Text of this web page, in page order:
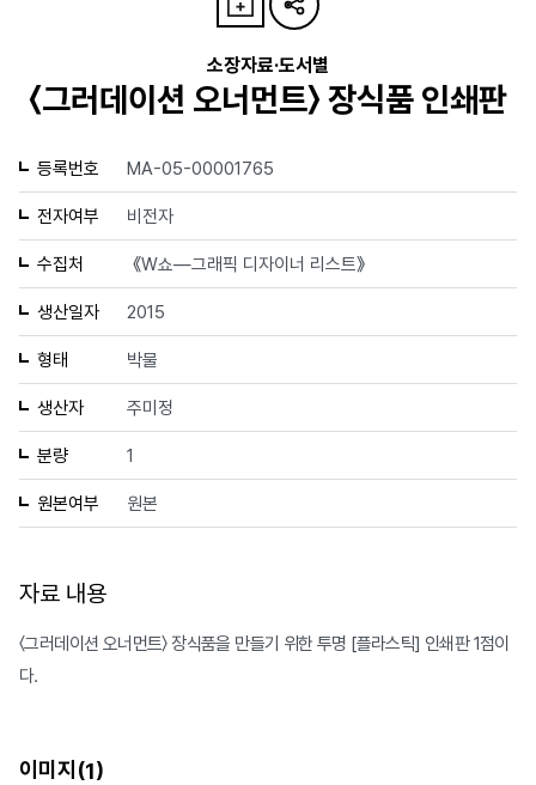
소장자료·도서별
〈그러데이션 오너먼트〉 장식품 인쇄판
등록번호 MA-05-00001765
전자여부 비전자
수집처 《W쇼—그래픽 디자이너 리스트》
생산일자 2015
형태 박물
생산자 주미정
분량 1
원본여부 원본
자료 내용
〈그러데이션 오너먼트〉 장식품을 만들기 위한 투명 [플라스틱] 인쇄판 1점이
다.
이미지(1)